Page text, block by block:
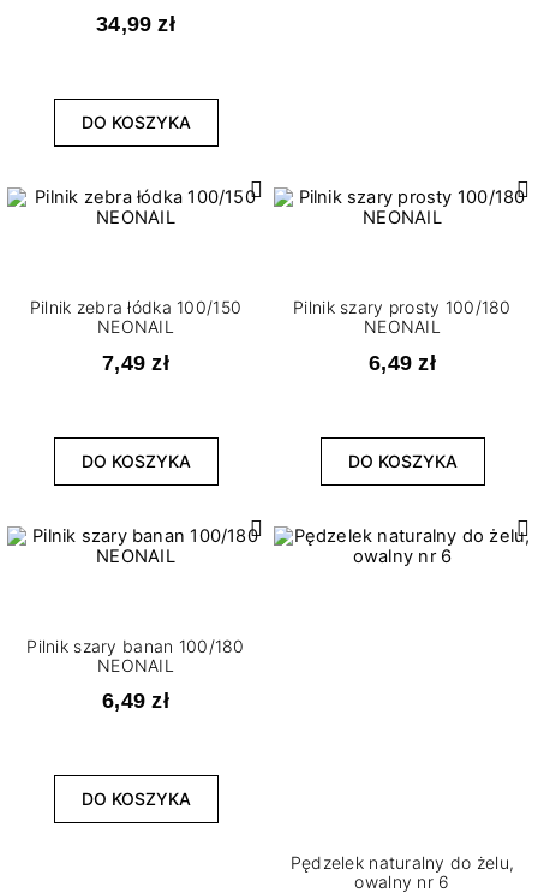
34,99 zł
DO KOSZYKA
Pilnik zebra łódka 100/150
NEONAIL
7,49 zł
DO KOSZYKA
Pilnik szary prosty 100/180
NEONAIL
6,49 zł
DO KOSZYKA
Pilnik szary banan 100/180
NEONAIL
6,49 zł
DO KOSZYKA
Pędzelek naturalny do żelu,
owalny nr 6